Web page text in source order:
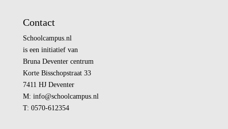
Contact
Schoolcampus.nl
is een initiatief van
Bruna Deventer centrum
Korte Bisschopstraat 33
7411 HJ Deventer
M: info@schoolcampus.nl
T: 0570-612354